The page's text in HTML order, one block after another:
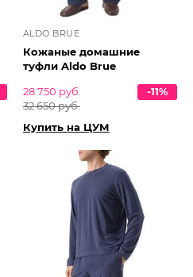
ALDO BRUE
Кожаные домашние
туфли Aldo Brue
28 750 руб.
32 650 руб.
-11%
Купить на ЦУМ